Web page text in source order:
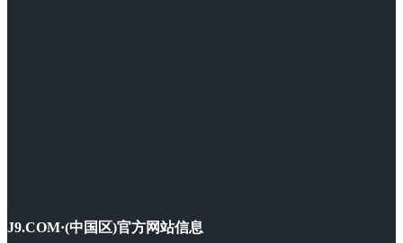
J9.COM·(中国区)官方网站信息